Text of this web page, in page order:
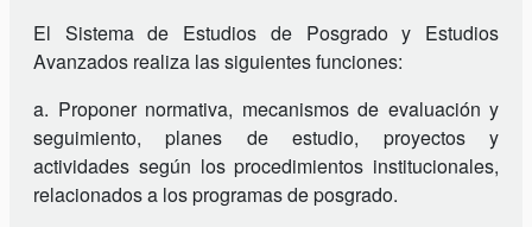
El Sistema de Estudios de Posgrado y Estudios
Avanzados realiza las siguientes funciones:
a. Proponer normativa, mecanismos de evaluación y
seguimiento, planes de estudio, proyectos y
actividades según los procedimientos institucionales,
relacionados a los programas de posgrado.